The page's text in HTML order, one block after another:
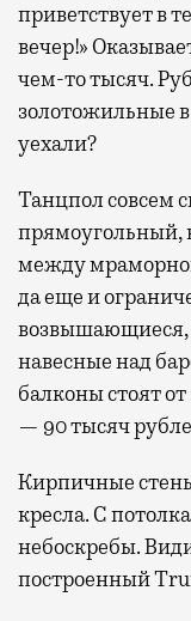
приветствует в
вечер!»
чем-то тысяч.
золотожильные
уехали?
Танцпол совсем
прямоугольный,
между
да еще и
возвышающиеся,
навесные над
балконы стоят
— 90 тысяч
Кирпичные
кресла. С
небоскребы.
построенный